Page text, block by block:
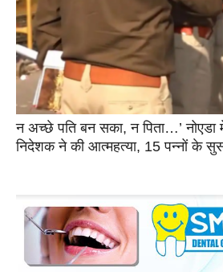
न अच्छे पति बन सका, न पिता…’
निदेशक ने की आत्महत्या, 15 पन्नों के